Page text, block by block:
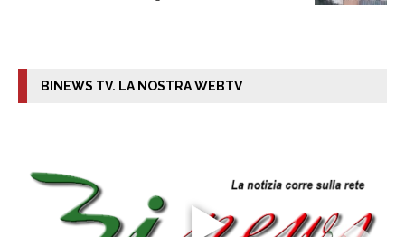
BINEWS TV. LA NOSTRA WEBTV